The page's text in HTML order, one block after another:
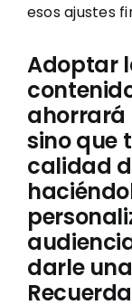
esos ajustes
Adoptar
ahorrará
sino que
calidad
darle